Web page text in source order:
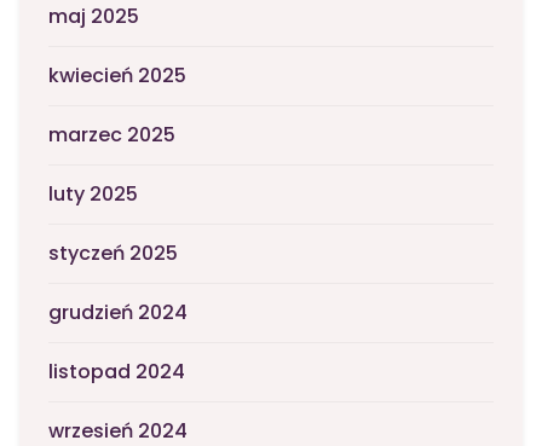
maj 2025
kwiecień 2025
marzec 2025
luty 2025
styczeń 2025
grudzień 2024
listopad 2024
wrzesień 2024